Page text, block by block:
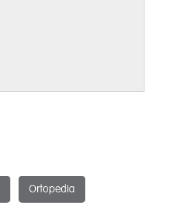
Ortopedia